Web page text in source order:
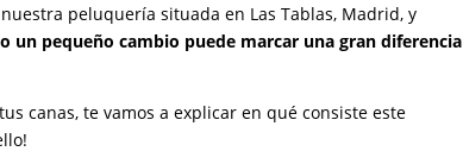
peluquería situada en Las Tablas, Madrid, y
un pequeño cambio puede marcar una gran diferencia
canas, te vamos a explicar en qué consiste este